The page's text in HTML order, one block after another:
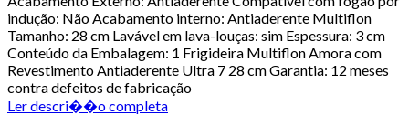
indução: Não Acabamento interno: Antiaderente Multiflon
Tamanho: 28 cm Lavável em lava-louças: sim Espessura: 3 cm
Conteúdo da Embalagem: 1 Frigideira Multiflon Amora com
Revestimento Antiaderente Ultra 7 28 cm Garantia: 12 meses
contra defeitos de fabricação
Ler descri��o completa